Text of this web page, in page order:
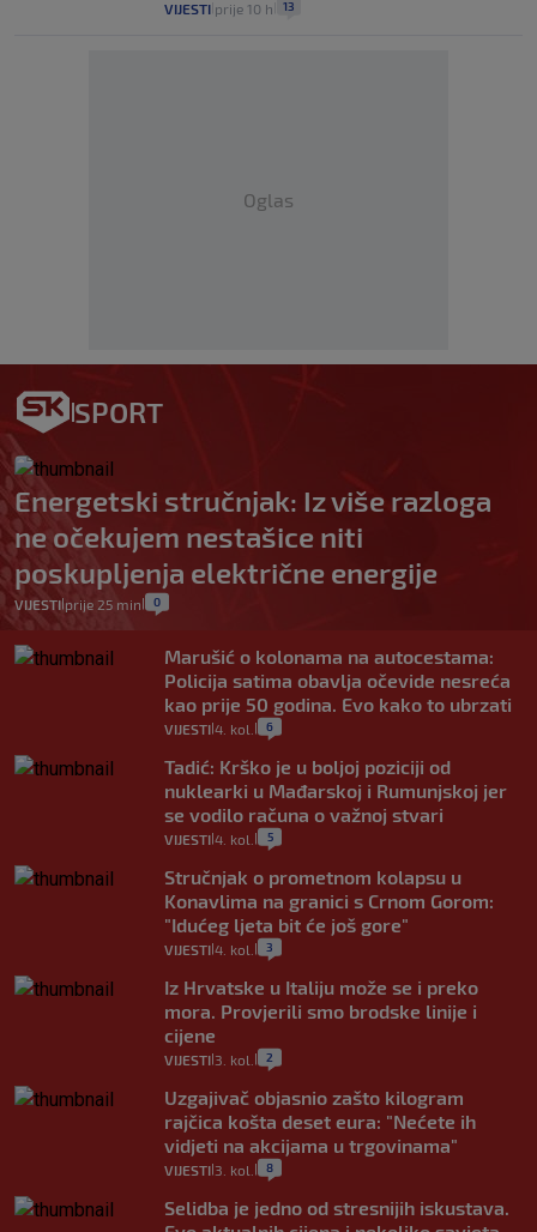
VIJESTI prije 10 h 13
Oglas
SPORT
Energetski stručnjak: Iz više razloga
ne očekujem nestašice niti
poskupljenja električne energije
VIJESTI| prije 25 min 0
Marušić o kolonama na autocestama:
Policija satima obavlja očevide nesreća
kao prije 50 godina. Evo kako to ubrzati
VIJESTI 4. kol. 6
Tadić: Krško je u boljoj poziciji od
nuklearki u Mađarskoj i Rumunjskoj jer
se vodilo računa o važnoj stvari
VIJESTI 4. kol. 5
Stručnjak o prometnom kolapsu u
Konavlima na granici s Crnom Gorom:
"Idućeg ljeta bit će još gore"
VIJESTI 4. kol. 3
Iz Hrvatske u Italiju može se i preko
mora. Provjerili smo brodske linije i
cijene
VIJESTI 3. kol. 2
Uzgajivač objasnio zašto kilogram
rajčica košta deset eura: "Nećete ih
vidjeti na akcijama u trgovinama"
VIJESTI 3. kol. 8
Selidba je jedno od stresnijih iskustava.